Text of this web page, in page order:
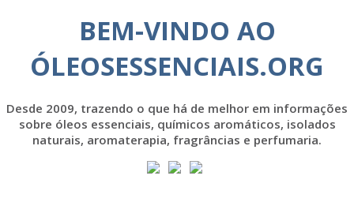
BEM-VINDO AO
ÓLEOSESSENCIAIS.ORG
Desde 2009, trazendo o que há de melhor em informações
sobre óleos essenciais, químicos aromáticos, isolados
naturais, aromaterapia, fragrâncias e perfumaria.